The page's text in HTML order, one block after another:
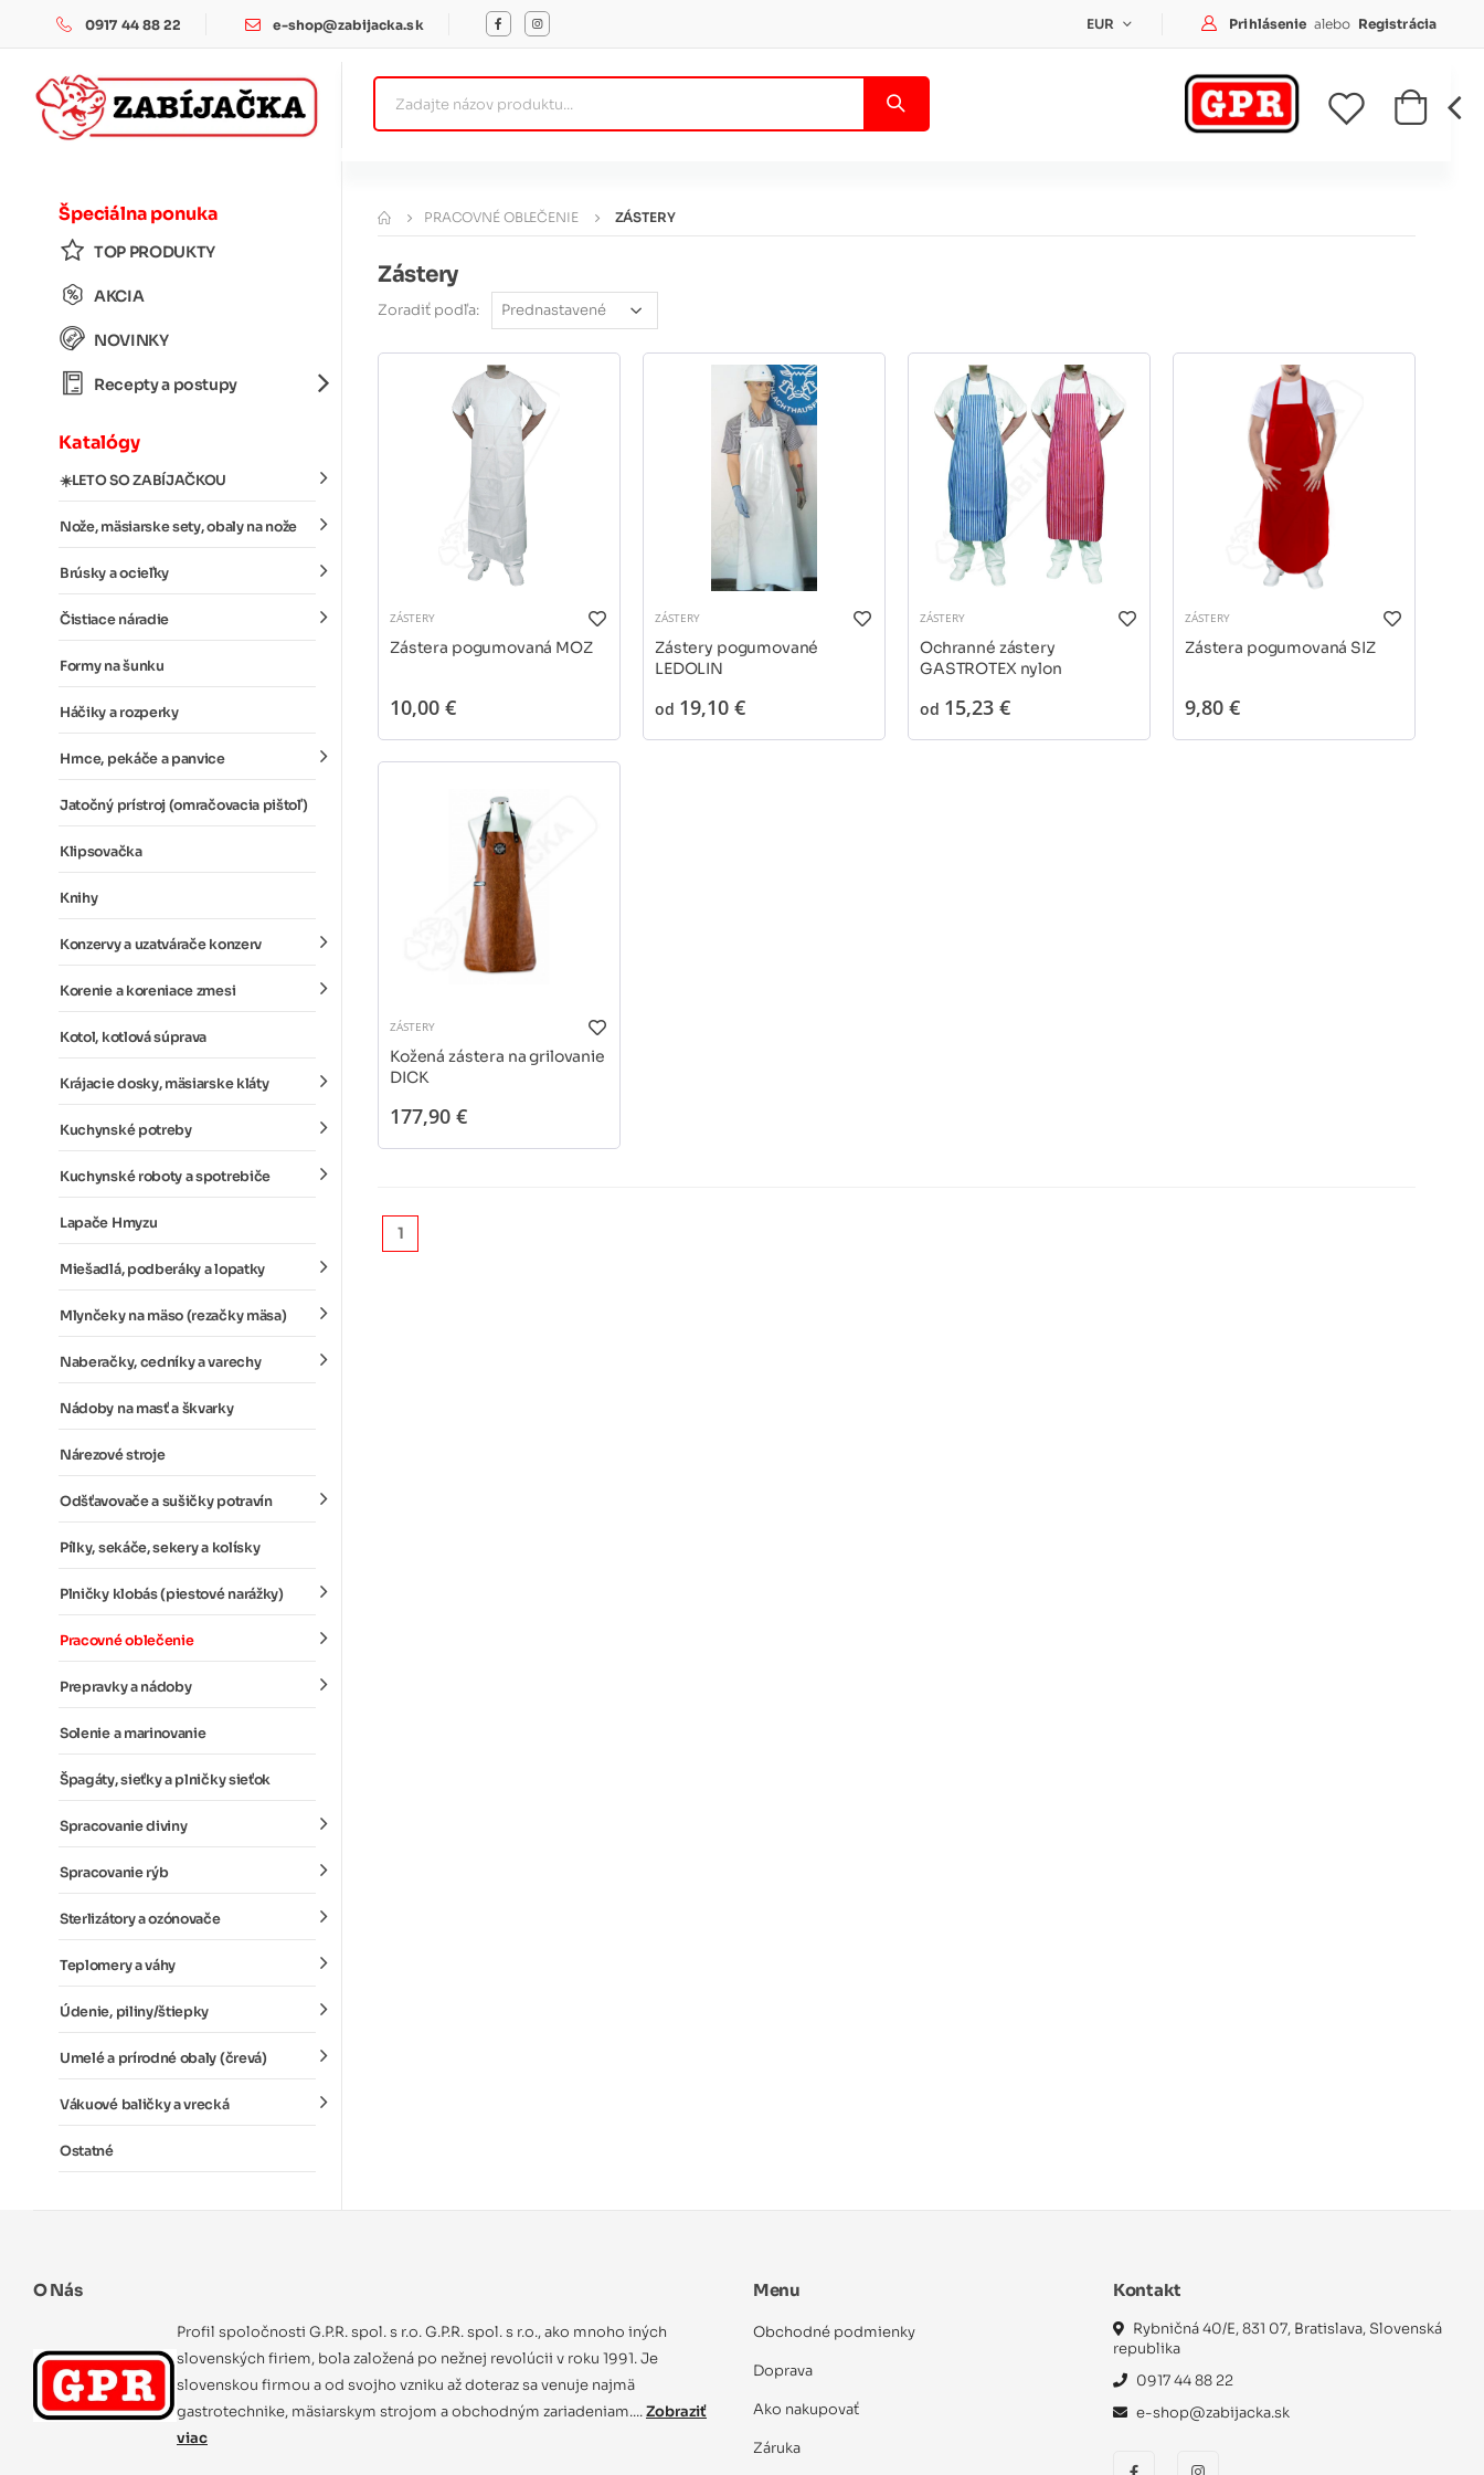
0917 44 88 22 e-shop@zabijacka.sk EUR Prihlásenie
Prihlásenie alebo Registrácia
Špeciálna ponuka
TOP PRODUKTY
AKCIA
NOVINKY
Recepty a postupy
Katalógy
☀️LETO SO ZABÍJAČKOU
Nože, mäsiarske sety, obaly na nože
Brúsky a ocieľky
Čistiace náradie
Formy na šunku
Háčiky a rozperky
Hrnce, pekáče a panvice
Jatočný prístroj (omračovacia pištoľ)
Klipsovačka
Knihy
Konzervy a uzatvárače konzerv
Korenie a koreniace zmesi
Kotol, kotlová súprava
Krájacie dosky, mäsiarske kláty
Kuchynské potreby
Kuchynské roboty a spotrebiče
Lapače Hmyzu
Miešadlá, podberáky a lopatky
Mlynčeky na mäso (rezačky mäsa)
Naberačky, cedníky a varechy
Nádoby na masť a škvarky
Nárezové stroje
Odšťavovače a sušičky potravín
Pílky, sekáče, sekery a kolísky
Plničky klobás (piestové narážky)
Pracovné oblečenie
Prepravky a nádoby
Solenie a marinovanie
Špagáty, sieťky a plničky sieťok
Spracovanie diviny
Spracovanie rýb
Sterlizátory a ozónovače
Teplomery a váhy
Údenie, piliny/štiepky
Umelé a prírodné obaly (črevá)
Vákuové baličky a vrecká
Ostatné
PRACOVNÉ OBLEČENIE ZÁSTERY
Zástery
Zoradiť podľa:
ZÁSTERY
Zástera pogumovaná MOZ
10,00 €
ZÁSTERY
Zástery pogumované
LEDOLIN
od 19,10 €
ZÁSTERY
Ochranné zástery
GASTROTEX nylon
od 15,23 €
ZÁSTERY
Zástera pogumovaná SIZ
9,80 €
ZÁSTERY
Kožená zástera na grilovanie
DICK
177,90 €
1
O Nás
Profil spoločnosti G.P.R. spol. s r.o. G.P.R. spol. s r.o., ako mnoho iných
slovenských firiem, bola založená po nežnej revolúcii v roku 1991. Je
slovenskou firmou a od svojho vzniku až doteraz sa venuje najmä
gastrotechnike, mäsiarskym strojom a obchodným zariadeniam....Zobraziť
viac
Menu
Obchodné podmienky
Doprava
Ako nakupovať
Záruka
Kontakt
Rybničná 40/E, 831 07, Bratislava, Slovenská
republika
0917 44 88 22
e-shop@zabijacka.sk